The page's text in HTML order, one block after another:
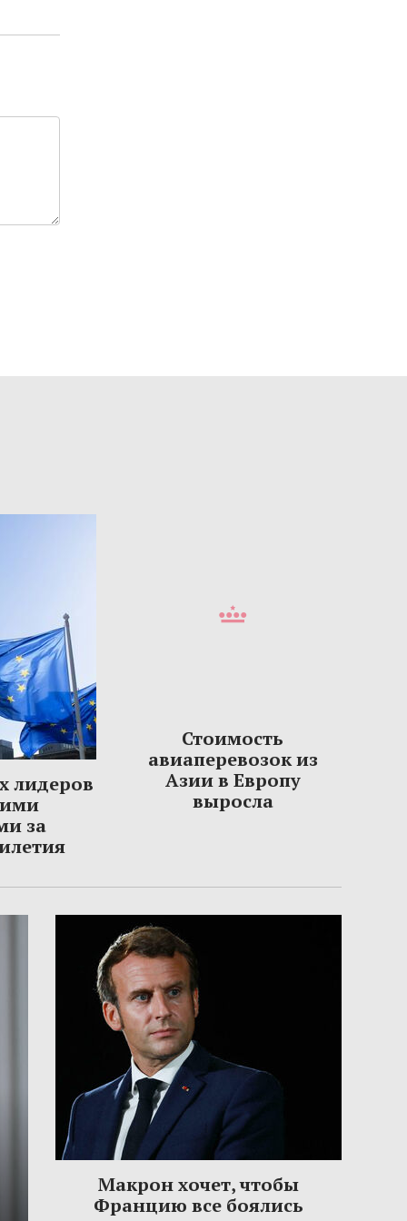
лидеров
за
Стоимость
авиаперевозок из
Азии в Европу
выросла
Макрон хочет, чтобы
Францию все боялись